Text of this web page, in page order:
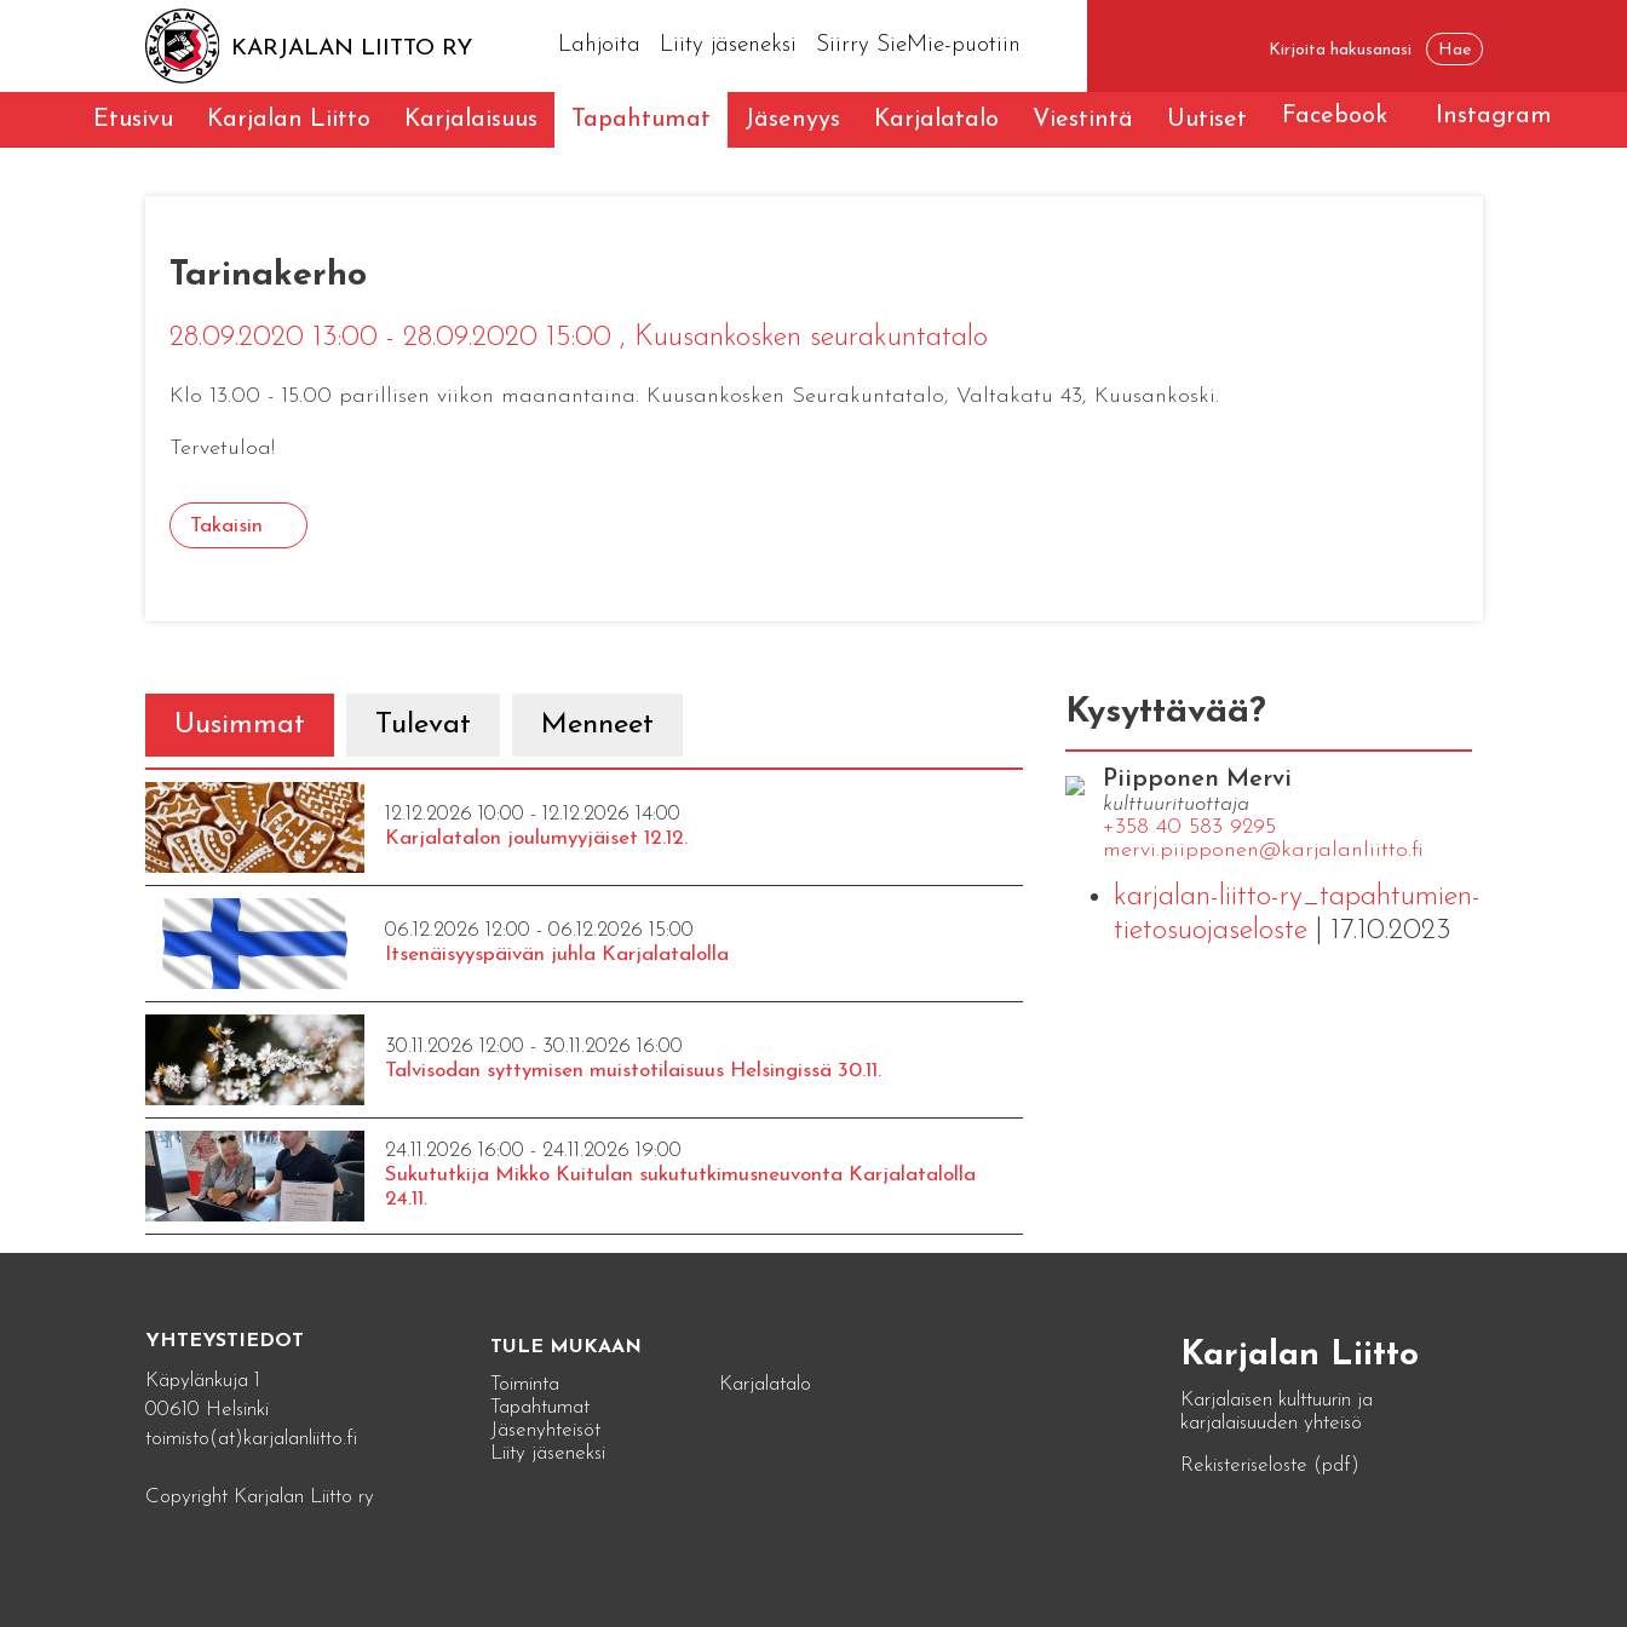
KARJALAN LIITTO RY Lahjoita Liity jäseneksi Siirry SieMie-puotiin
Etusivu Karjalan Liitto Karjalaisuus Tapahtumat Jäsenyys Karjalatalo Viestintä Uutiset Facebook Instagram
Tarinakerho
28.09.2020 13:00 - 28.09.2020 15:00 , Kuusankosken seurakuntatalo
Klo 13.00 - 15.00 parillisen viikon maanantaina. Kuusankosken Seurakuntatalo, Valtakatu 43, Kuusankoski.
Tervetuloa!
Takaisin
Uusimmat Tulevat Menneet
12.12.2026 10:00 - 12.12.2026 14:00
Karjalatalon joulumyyjäiset 12.12.
06.12.2026 12:00 - 06.12.2026 15:00
Itsenäisyyspäivän juhla Karjalatalolla
30.11.2026 12:00 - 30.11.2026 16:00
Talvisodan syttymisen muistotilaisuus Helsingissä 30.11.
24.11.2026 16:00 - 24.11.2026 19:00
Sukututkija Mikko Kuitulan sukututkimusneuvonta Karjalatalolla
24.11.
Kysyttävää?
Piipponen Mervi
kulttuurituottaja
+358 40 583 9295
mervi.​piipponen@​kar​jala​nlii​tto.​fi
karjalan-liitto-ry_tapahtumien-
tietosuojaseloste| 17.10.2023
YHTEYSTIEDOT
Käpylänkuja 1
00610 Helsinki
toimisto(at)karjalanliitto.fi
Copyright Karjalan Liitto ry
TULE MUKAAN
Toiminta
Tapahtumat
Jäsenyhteisöt
Liity jäseneksi
Karjalatalo
Karjalan Liitto
Karjalaisen kulttuurin ja
karjalaisuuden yhteisö
Rekisteriseloste (pdf)